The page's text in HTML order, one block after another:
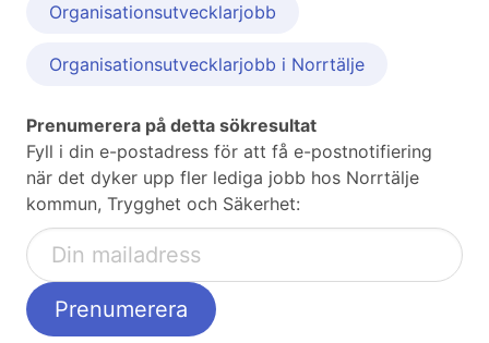
Organisationsutvecklarjobb
Organisationsutvecklarjobb i Norrtälje
Prenumerera på detta sökresultat
Fyll i din e-postadress för att få e-postnotifiering
när det dyker upp fler lediga jobb hos Norrtälje
kommun, Trygghet och Säkerhet: